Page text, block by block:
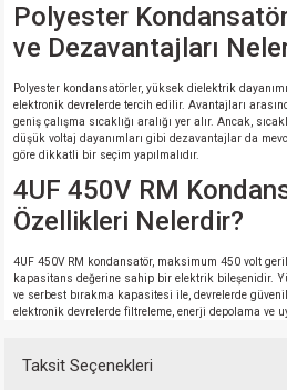
Polyester
ve Dezavantajları
Polyester kondansatörler, yüksek dielektrik
elektronik devrelerde tercih edilir. Avantajları
geniş çalışma sıcaklığı aralığı yer alır. Ancak,
düşük voltaj dayanımları gibi dezavantajlar da
göre dikkatli bir seçim yapılmalıdır.
4UF 450V RM
Özellikleri Nelerdir?
4UF 450V RM kondansatör, maksimum 450 volt
kapasitans değerine sahip bir elektrik bileşenidir.
ve serbest bırakma kapasitesi ile, devrelerde
elektronik devrelerde filtreleme, enerji depolama ve
Taksit Seçenekleri